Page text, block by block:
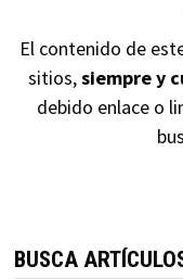
El contenido de
sitios,siempre y
debido enlace o
BUSCA